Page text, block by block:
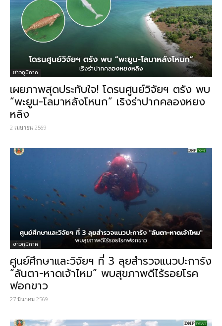
ข่าวภูมิภาค
เผยภาพสุดประทับใจ! โดรนศูนย์วิจัยฯ ตรัง พบ
“พะยูน-โลมาหลังโหนก” เริงร่าปากคลองหยง
หลิง
2 เมษายน 2569
ข่าวภูมิภาค
ศูนย์ศึกษาและวิจัยฯ ที่ 3 ลุยสำรวจแนวปะการัง
“ลันตา-หาดเจ้าไหม” พบสุขภาพดีไร้รอยโรค
ฟอกขาว
27 มีนาคม 2569